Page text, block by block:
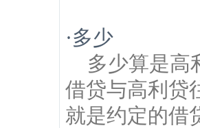
·多少
多少算是高
借贷与高利贷
就是约定的借